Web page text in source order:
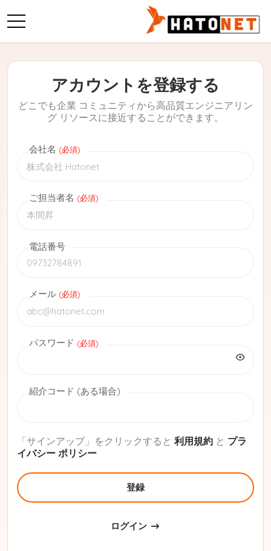
アカウントを登録する
どこでも企業 コミュニティから高品質エンジニアリン
グ リソースに接近することができます。
会社名 (必須)
ご担当者名 (必須)
電話番号
メール (必須)
パスワード (必須)
紹介コード (ある場合)
「サインアップ」をクリックすると 利用規約 と プラ
イバシー ポリシー
登録
ログイン